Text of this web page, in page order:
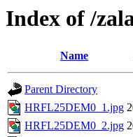
Index of /
Name
Parent Directory
HRFL25DEM0_1.jpg
HRFL25DEM0_2.jpg